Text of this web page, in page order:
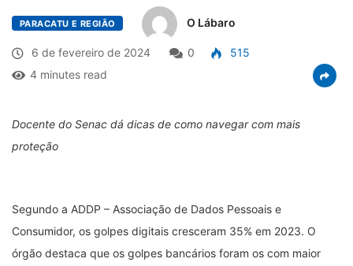
PARACATU E REGIÃO O Lábaro
6 de fevereiro de 2024 0
515
4 minutes read
Docente do Senac dá dicas de como navegar com mais
proteção
Segundo a ADDP – Associação de Dados Pessoais e
Consumidor, os golpes digitais cresceram 35% em 2023. O
órgão destaca que os golpes bancários foram os com maior